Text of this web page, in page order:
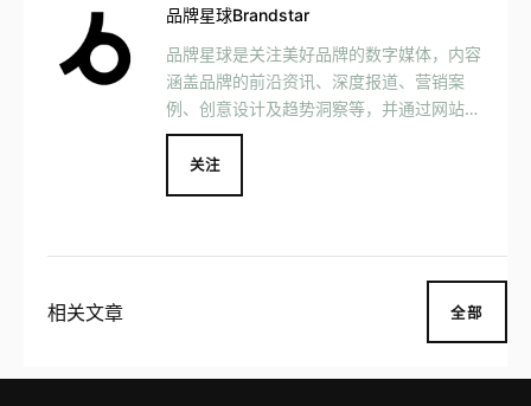
品牌星球Brandstar
品牌星球是关注美好品牌的数字媒体，内容
涵盖品牌的前沿资讯、深度报道、营销案
例、创意设计及趋势洞察等，并通过网站、
社交媒体、Podcast、 MOOK 等媒介形式
与用户互动交流，一同见证美好品牌的发
展。 品牌星球致力于以国际的视野挖掘驱
关注
相关文章 全部